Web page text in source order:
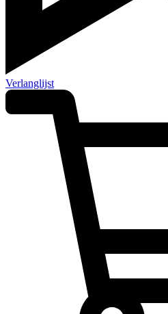
Verlanglijst